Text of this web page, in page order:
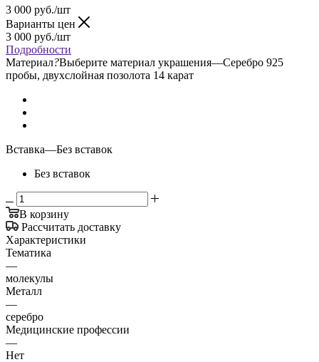
3 000 руб./шт
Варианты цен
3 000 руб./шт
Подробности
Материал?Выберите материал украшения—Серебро 925
пробы, двухслойная позолота 14 карат
Вставка—Без вставок
Без вставок
В корзину
Рассчитать доставку
Характеристики
Тематика
—
молекулы
Металл
—
серебро
Медицинские профессии
—
Нет